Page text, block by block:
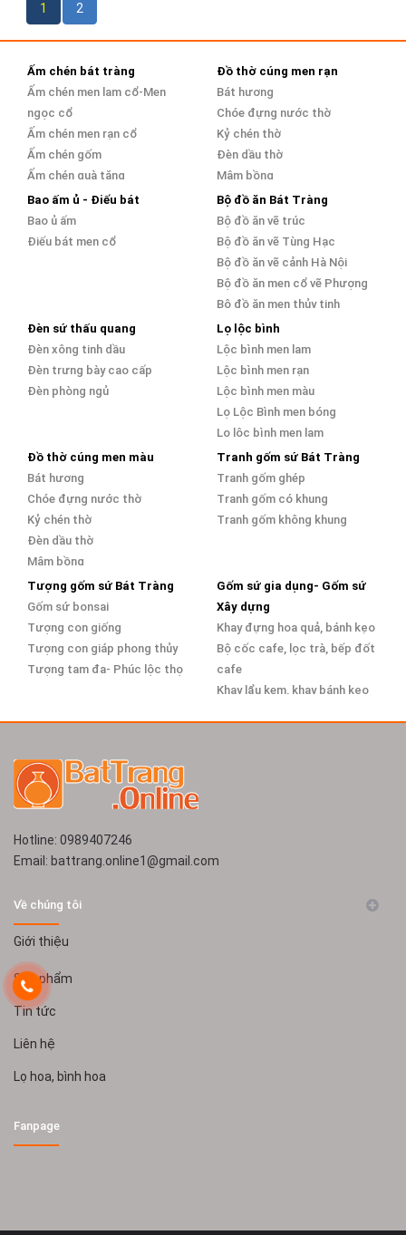
1 2
Ấm chén bát tràng
Ấm chén men lam cổ-Men
ngọc cổ
Ấm chén men rạn cổ
Ấm chén gốm
Ấm chén quà tặng
Ấm chén bọc đồng
Đồ thờ cúng men rạn
Bát hương
Chóe đựng nước thờ
Kỷ chén thờ
Đèn dầu thờ
Mâm bồng
Bao ấm ủ - Điếu bát
Bao ủ ấm
Điếu bát men cổ
Bộ đồ ăn Bát Tràng
Bộ đồ ăn vẽ trúc
Bộ đồ ăn vẽ Tùng Hạc
Bộ đồ ăn vẽ cảnh Hà Nội
Bộ đồ ăn men cổ vẽ Phượng
Bộ đồ ăn men thủy tinh
Đèn sứ thấu quang
Đèn xông tinh dầu
Đèn trưng bày cao cấp
Đèn phòng ngủ
Lọ lộc bình
Lộc bình men lam
Lộc bình men rạn
Lộc bình men màu
Lọ Lộc Bình men bóng
Lọ lộc bình men lam
Đồ thờ cúng men màu
Bát hương
Chóe đựng nước thờ
Kỷ chén thờ
Đèn dầu thờ
Mâm bồng
Tranh gốm sứ Bát Tràng
Tranh gốm ghép
Tranh gốm có khung
Tranh gốm không khung
Tượng gốm sứ Bát Tràng
Gốm sứ bonsai
Tượng con giống
Tượng con giáp phong thủy
Tượng tam đa- Phúc lộc thọ
Gốm sứ gia dụng- Gốm sứ
Xây dựng
Khay đựng hoa quả, bánh kẹo
Bộ cốc cafe, lọc trà, bếp đốt
cafe
Khay lẩu kem, khay bánh kẹo
Hotline: 0989407246
Email: battrang.online1@gmail.com
Về chúng tôi
Giới thiệu
Sản phẩm
Tin tức
Liên hệ
Lọ hoa, bình hoa
Fanpage